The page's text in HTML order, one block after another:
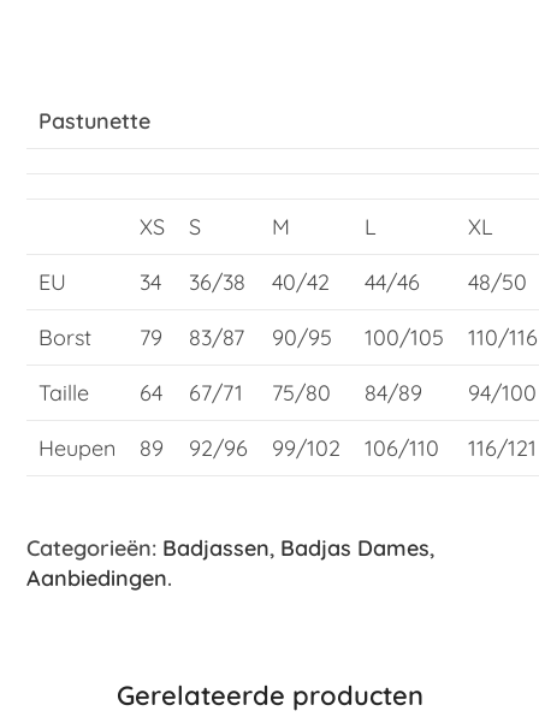
Pastunette
XS S M L
XL
EU
34 36/38 40/42 44/46
48/50
Borst
79 83/87 90/95 100/105
110/116
Taille
64 67/71 75/80 84/89
94/100
Heupen
89 92/96 99/102 106/110 116/121
Categorieën: Badjassen, Badjas Dames,
Aanbiedingen.
Gerelateerde producten